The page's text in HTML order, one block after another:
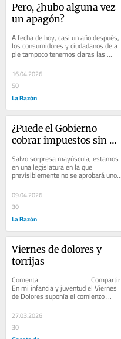
Pero, ¿hubo alguna vez
un apagón?
A fecha de hoy, casi un año después,
los consumidores y ciudadanos de a
pie tampoco tenemos claras las
causas principales de lo sucedido
16.04.2026
50
La Razón
¿Puede el Gobierno
cobrar impuestos sin
Salvo sorpresa mayúscula, estamos
en una legislatura en la que
previsiblemente no se aprobará uno
solo de los cuatro presupuestos
anuales que tocarían
09.04.2026
30
La Razón
Viernes de dolores y
torrijas
Comenta                              Compartir
En mi infancia y juventud el Viernes
de Dolores suponía el comienzo
oficioso de la Semana...
27.03.2026
30